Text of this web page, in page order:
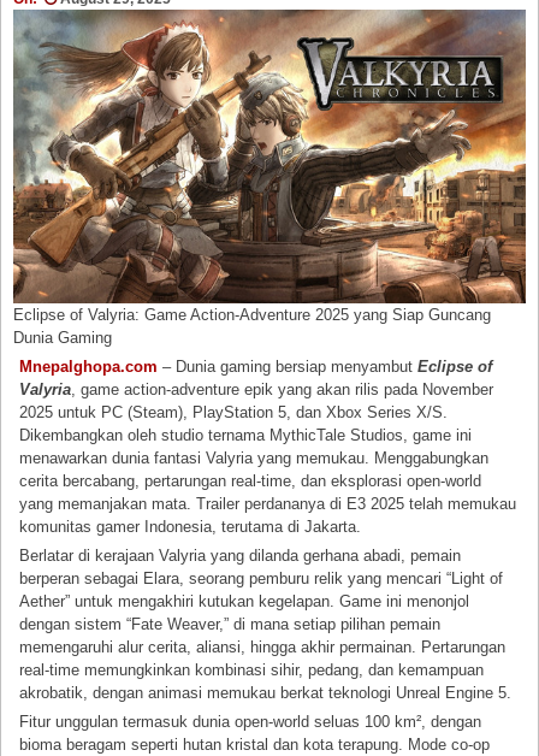
Eclipse of Valyria: Game Action-Adventure 2025 yang Siap Guncang
Dunia Gaming
Mnepalghopa.com – Dunia gaming bersiap menyambutEclipse of
Valyria, game action-adventure epik yang akan rilis pada November
2025 untuk PC (Steam), PlayStation 5, dan Xbox Series X/S.
Dikembangkan oleh studio ternama MythicTale Studios, game ini
menawarkan dunia fantasi Valyria yang memukau. Menggabungkan
cerita bercabang, pertarungan real-time, dan eksplorasi open-world
yang memanjakan mata. Trailer perdananya di E3 2025 telah memukau
komunitas gamer Indonesia, terutama di Jakarta.
Berlatar di kerajaan Valyria yang dilanda gerhana abadi, pemain
berperan sebagai Elara, seorang pemburu relik yang mencari “Light of
Aether” untuk mengakhiri kutukan kegelapan. Game ini menonjol
dengan sistem “Fate Weaver,” di mana setiap pilihan pemain
memengaruhi alur cerita, aliansi, hingga akhir permainan. Pertarungan
real-time memungkinkan kombinasi sihir, pedang, dan kemampuan
akrobatik, dengan animasi memukau berkat teknologi Unreal Engine 5.
Fitur unggulan termasuk dunia open-world seluas 100 km², dengan
bioma beragam seperti hutan kristal dan kota terapung. Mode co-op